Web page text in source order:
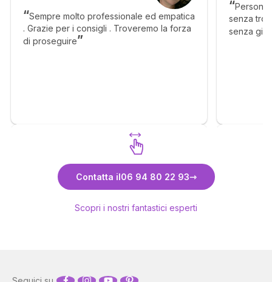
Sempre molto professionale ed empatica
. Grazie per i consigli . Troveremo la forza
di proseguire
Persona
senza
senza
Contatta il06 94 80 22 93
Scopri i nostri fantastici esperti